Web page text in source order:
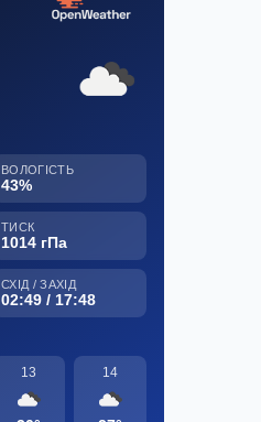
ВОЛОГІСТЬ
43%
ТИСК
1014 гПа
СХІД / ЗАХІД
02:49 / 17:48
13 14